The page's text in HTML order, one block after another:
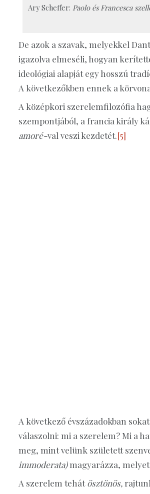
Ary Scheffer: Paolo és Francesca
De azok a szavak, melyekkel
igazolva elmeséli, hogyan
ideológiai alapját egy hosszú
A következőkben ennek a
A középkori szerelemfilozófia
szempontjából, a francia király
amoré-val veszi kezdetét.[5]
A következő évszázadokban
válaszolni: mi a szerelem? Mi a
meg, mint velünk született
immoderata)magyarázza,
A szerelem tehátösztönös,